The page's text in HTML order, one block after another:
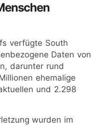
verfügte South
Daten von
darunter rund
ehemalige
und 2.298
wurden im